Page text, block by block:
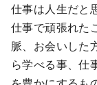
仕事は人生だと
仕事で頑張れた
脈、お会いした
ら学べる事、仕